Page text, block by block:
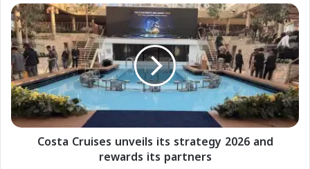
s
L
è
v
e
l
e
R
i
C
o
s
t
a
C
r
u
i
Costa Cruises unveils its strategy 2026 and
rewards its partners